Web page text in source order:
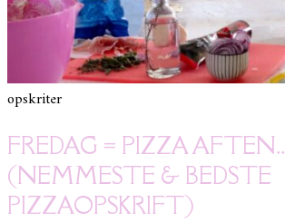
opskriter
FREDAG = PIZZA AFTEN..
(NEMMESTE & BEDSTE
PIZZAOPSKRIFT)